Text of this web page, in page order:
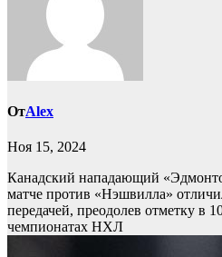
ОтAlex
Ноя 15, 2024
Канадский нападающий
матче против «Нэшвилла»
передачей, преодолев отметку в
чемпионатах НХЛ